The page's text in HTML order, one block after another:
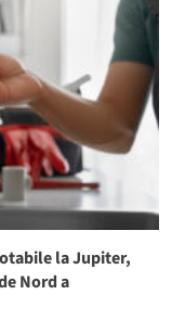
la Jupiter,
Nord a